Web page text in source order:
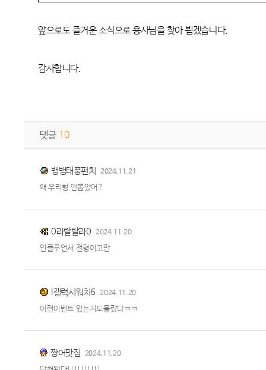
앞으로도 즐거운 소식으로 용사님을 찾아 뵙겠습니다.
감사합니다.
댓글 10
뱅뱅태풍펀치 2024.11.21
왜 우리형 안뽑았어?
0라랄랄라0 2024.11.20
인플루언서 전형이고만
l갤럭시워치6 2024.11.20
이런이벤트 있는지도몰랐다ㅋㅋ
짱어맛집 2024.11.20